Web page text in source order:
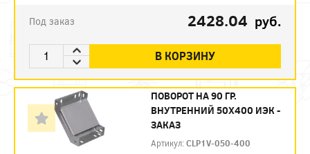
Под заказ 2428.04 руб.
В КОРЗИНУ
ПОВОРОТ НА 90 ГР.
ВНУТРЕННИЙ 50Х400 ИЭК -
ЗАКАЗ
Артикул:CLP1V-050-400